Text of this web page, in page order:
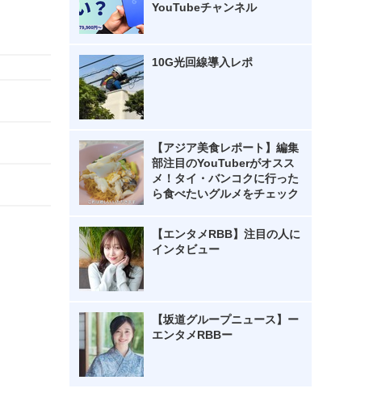
YouTubeチャンネル
10G光回線導入レポ
【アジア美食レポート】編集
部注目のYouTuberがオスス
メ！タイ・バンコクに行った
ら食べたいグルメをチェック
【エンタメRBB】注目の人に
インタビュー
【坂道グループニュース】ー
エンタメRBBー